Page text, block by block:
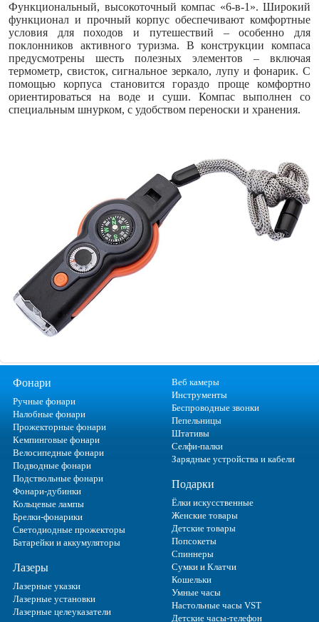
Функциональный, высокоточный компас «6-в-1». Широкий
функционал и прочный корпус обеспечивают комфортные
условия для походов и путешествий – особенно для
поклонников активного туризма. В конструкции компаса
предусмотрены шесть полезных элементов – включая
термометр, свисток, сигнальное зеркало, лупу и фонарик. С
помощью корпуса становится гораздо проще комфортно
ориентироваться на воде и суши. Компас выполнен со
специальным шнурком, с удобством переноски и хранения.
Фонари
Ручные фонари
Налобные фонари
Прожекторные фонари
Кемпинговые фонари
Велосипедные фонари
Подводные фонари
Подствольные фонари
Фонари-дубинки
Кольцевые лампы
Брелки-фонарики
Светодиодные прожекторы
Батарейки и аккумуляторы
Лазеры
Лазерные указки
Лазерные установки
Лазерные целеуказатели
Веб камеры
Инструменты
Беспроводные звонки
Пепельницы
Штативы
Селфи-палки
Зарядные устройства и кабели
Подарки
Ёлки искусственные
Женские товары
Детские товары
Попсокеты
Спиннеры
Сумки и Клатчи
Кошельки
Умные часы
Настольные часы VST
Детские часы-телефон